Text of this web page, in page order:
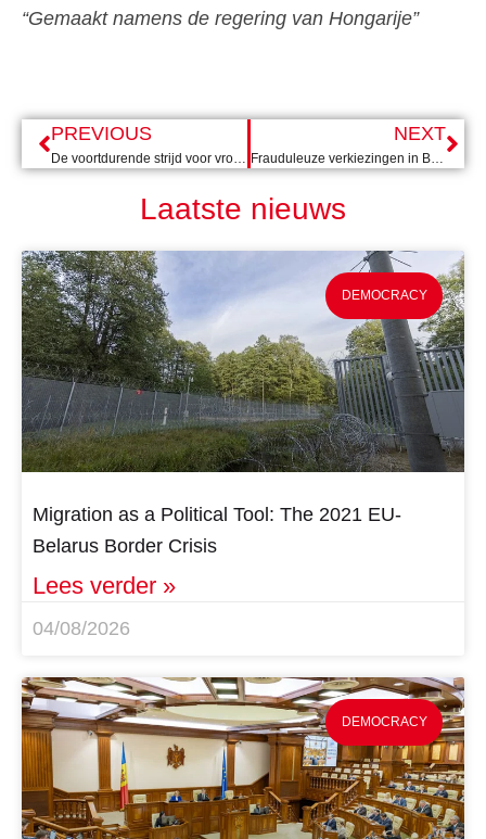
“Gemaakt namens de regering van Hongarije”
PREVIOUS
De voortdurende strijd voor vrouwenrechten in Afghanistan
NEXT
Frauduleuze verkiezingen in Belarus: blijvende steun voor oppositie en politieke gevangen essentieel
Laatste nieuws
DEMOCRACY
Migration as a Political Tool: The 2021 EU-
Belarus Border Crisis
Lees verder »
04/08/2026
DEMOCRACY